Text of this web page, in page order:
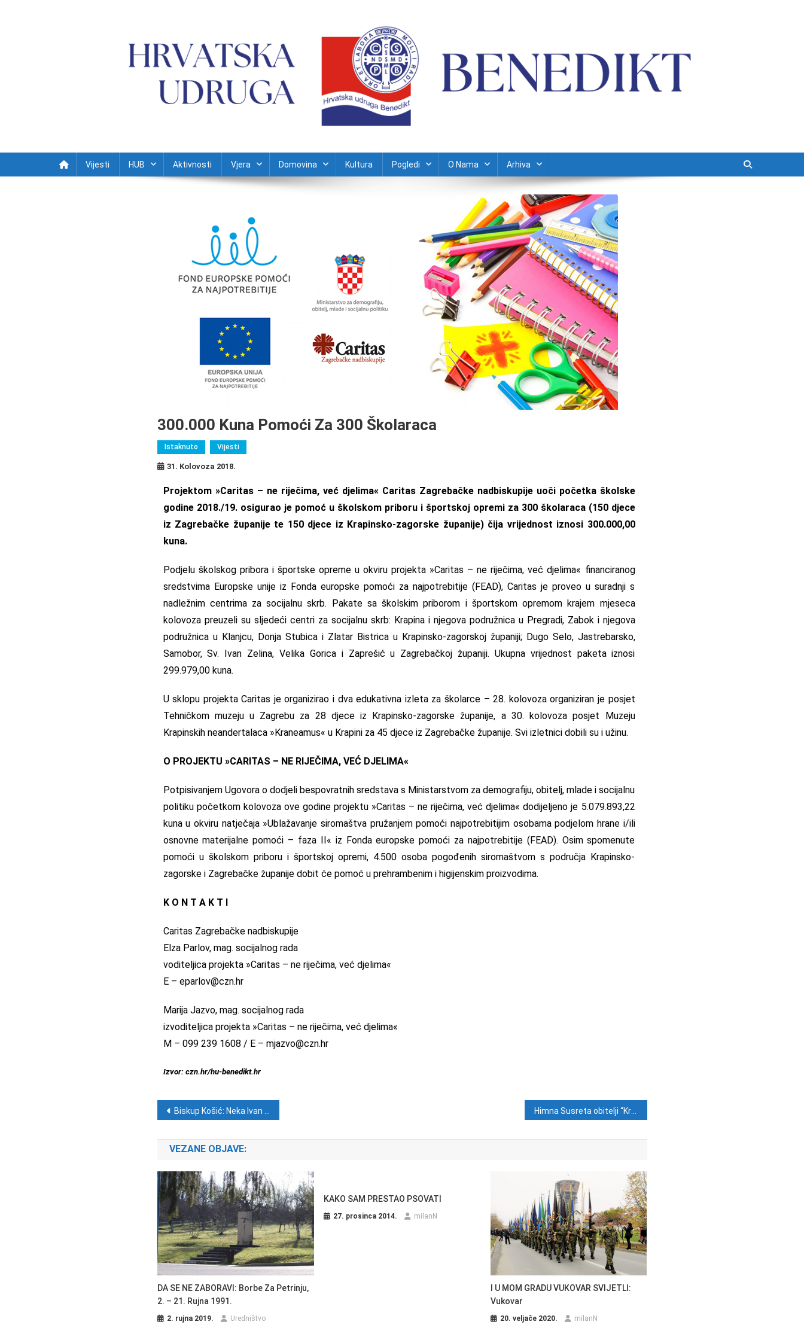
Vijesti HUB Aktivnosti Vjera Domovina Kultura Pogledi O Nama Arhiva
300.000 Kuna Pomoći Za 300 Školaraca
Istaknuto Vijesti
31. Kolovoza 2018.
Projektom »Caritas – ne riječima, već djelima« Caritas Zagrebačke nadbiskupije uoči početka školske
godine 2018./19. osigurao je pomoć u školskom priboru i športskoj opremi za 300 školaraca (150 djece
iz Zagrebačke županije te 150 djece iz Krapinsko-zagorske županije) čija vrijednost iznosi 300.000,00
kuna.
Podjelu školskog pribora i športske opreme u okviru projekta »Caritas – ne riječima, već djelima« financiranog
sredstvima Europske unije iz Fonda europske pomoći za najpotrebitije (FEAD), Caritas je proveo u suradnji s
nadležnim centrima za socijalnu skrb. Pakate sa školskim priborom i športskom opremom krajem mjeseca
kolovoza preuzeli su sljedeći centri za socijalnu skrb: Krapina i njegova podružnica u Pregradi, Zabok i njegova
podružnica u Klanjcu, Donja Stubica i Zlatar Bistrica u Krapinsko-zagorskoj županiji; Dugo Selo, Jastrebarsko,
Samobor, Sv. Ivan Zelina, Velika Gorica i Zaprešić u Zagrebačkoj županiji. Ukupna vrijednost paketa iznosi
299.979,00 kuna.
U sklopu projekta Caritas je organizirao i dva edukativna izleta za školarce – 28. kolovoza organiziran je posjet
Tehničkom muzeju u Zagrebu za 28 djece iz Krapinsko-zagorske županije, a 30. kolovoza posjet Muzeju
Krapinskih neandertalaca »Kraneamus« u Krapini za 45 djece iz Zagrebačke županije. Svi izletnici dobili su i užinu.
O PROJEKTU »CARITAS – NE RIJEČIMA, VEĆ DJELIMA«
Potpisivanjem Ugovora o dodjeli bespovratnih sredstava s Ministarstvom za demografiju, obitelj, mlade i socijalnu
politiku početkom kolovoza ove godine projektu »Caritas – ne riječima, već djelima« dodijeljeno je 5.079.893,22
kuna u okviru natječaja »Ublažavanje siromaštva pružanjem pomoći najpotrebitijim osobama podjelom hrane i/ili
osnovne materijalne pomoći – faza II« iz Fonda europske pomoći za najpotrebitije (FEAD). Osim spomenute
pomoći u školskom priboru i športskoj opremi, 4.500 osoba pogođenih siromaštvom s područja Krapinsko-
zagorske i Zagrebačke županije dobit će pomoć u prehrambenim i higijenskim proizvodima.
K O N T A K T I
Caritas Zagrebačke nadbiskupije
Elza Parlov, mag. socijalnog rada
voditeljica projekta »Caritas – ne riječima, već djelima«
E – eparlov@czn.hr
Marija Jazvo, mag. socijalnog rada
izvoditeljica projekta »Caritas – ne riječima, već djelima«
M – 099 239 1608 / E – mjazvo@czn.hr
Izvor: czn.hr/hu-benedikt.hr
Navigacija objava
Biskup Košić: Neka Ivan Krstitelj zagovara da obitelji ostanu čvrste Himna Susreta obitelji “Kristu vjerni zauvijek” u izvedbi Papa benda
VEZANE OBJAVE:
DA SE NE ZABORAVI: Borbe Za Petrinju,
2. – 21. Rujna 1991.
2. rujna 2019. Uredništvo
KAKO SAM PRESTAO PSOVATI
27. prosinca 2014. milanN
I U MOM GRADU VUKOVAR SVIJETLI:
Vukovar
20. veljače 2020. milanN